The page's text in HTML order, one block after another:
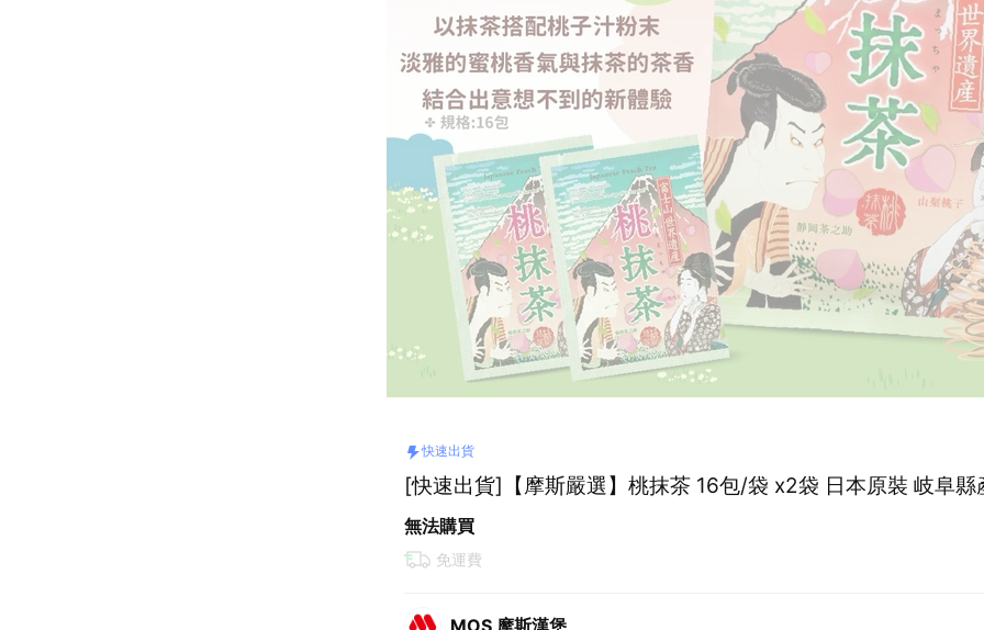
快速出貨
[快速出貨]【摩斯嚴選】桃抹茶 16包/袋 x2袋 日本原裝 岐阜縣
無法購買
免運費
MOS 摩斯漢堡